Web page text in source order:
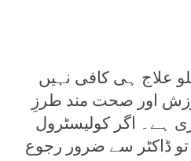
علاج ہی کافی نہیں
اور صحت مند طرزِ
ہے۔ اگر کولیسٹرول
تو ڈاکٹر سے ضرور رجوع